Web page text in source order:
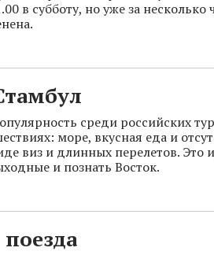
в субботу, но уже за несколько
среди российских
море, вкусная еда и
виз и длинных перелетов. Это
и познать Восток.